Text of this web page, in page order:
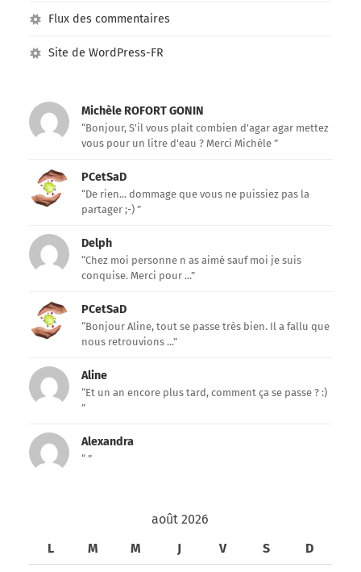
Flux des commentaires
Site de WordPress-FR
Michèle ROFORT GONIN
“Bonjour, S'il vous plait combien d'agar agar mettez
vous pour un litre d'eau ? Merci Michèle ”
PCetSaD
“De rien... dommage que vous ne puissiez pas la
partager ;-) ”
Delph
“Chez moi personne n as aimé sauf moi je suis
conquise. Merci pour ...”
PCetSaD
“Bonjour Aline, tout se passe très bien. Il a fallu que
nous retrouvions ...”
Aline
“Et un an encore plus tard, comment ça se passe ? :)
”
Alexandra
“ ”
août 2026
L
M M J V S D